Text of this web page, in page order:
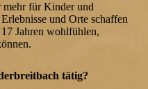
mehr für Kinder und
und Orte schaffen
Jahren wohlfühlen,
tätig?